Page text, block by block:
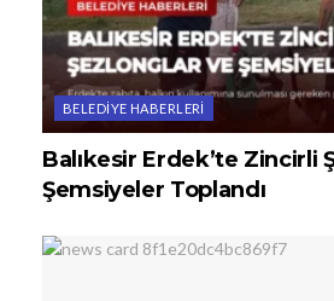
BELEDIYE HABERLERI
Balıkesir Erdek’te Zincirli
Şemsiyeler Toplandı